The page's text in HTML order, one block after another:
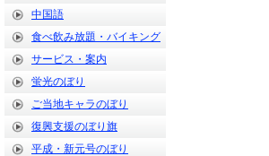
中国語
食べ飲み放題・バイキング
サービス・案内
蛍光のぼり
ご当地キャラのぼり
復興支援のぼり旗
平成・新元号のぼり